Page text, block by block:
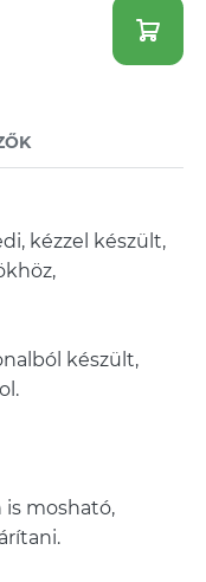
kézzel készült,
készült,
mosható,